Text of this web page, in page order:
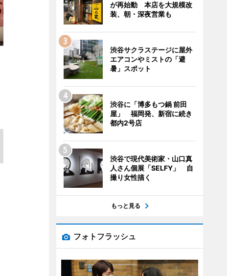
が再始動 本店を大規模改
装、朝・深夜営業も
渋谷サクラステージに屋外
エアコンやミストの「避
暑」スポット
渋谷に「博多もつ鍋 前田
屋」 福岡発、新宿に続き
都内2号店
渋谷で現代美術家・山口真
人さん個展「SELFY」 自
撮り女性描く
もっと見る
フォトフラッシュ